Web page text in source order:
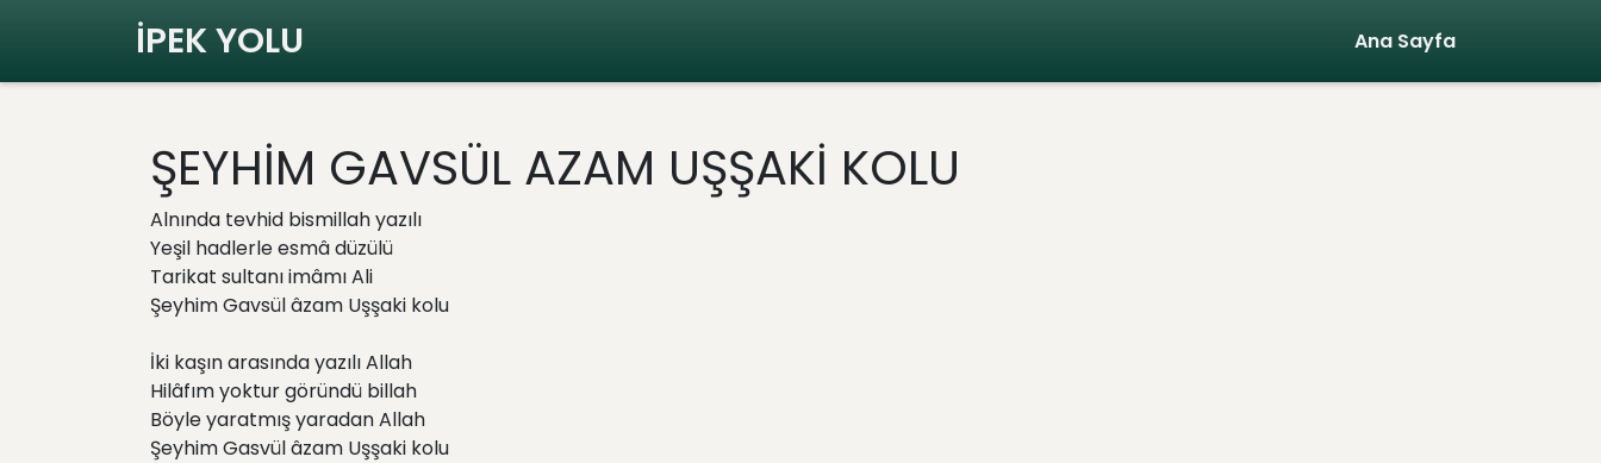
İPEK YOLU Ana Sayfa
ŞEYHİM GAVSÜL AZAM UŞŞAKİ KOLU
Alnında tevhid bismillah yazılı
Yeşil hadlerle esmâ düzülü
Tarikat sultanı imâmı Ali
Şeyhim Gavsül âzam Uşşaki kolu
İki kaşın arasında yazılı Allah
Hilâfım yoktur göründü billah
Böyle yaratmış yaradan Allah
Şeyhim Gasvül âzam Uşşaki kolu